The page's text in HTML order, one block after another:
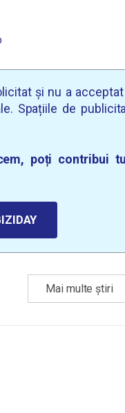
și nu a
Spațiile de
poți contribui
Mai multe știri